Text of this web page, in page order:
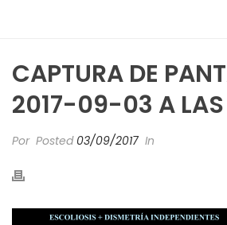
CAPTURA DE
2017-09-03 A LAS
Por Posted 03/09/2017 In